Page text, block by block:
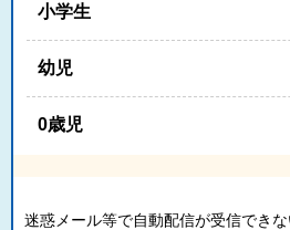
小学生
幼児
0歳児
迷惑メール等で自動配信が受信でき